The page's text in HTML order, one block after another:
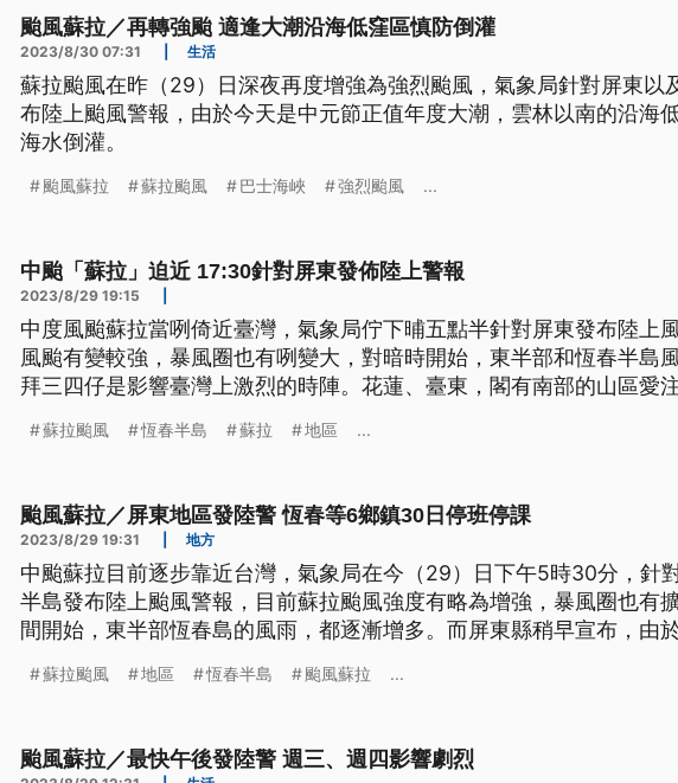
颱風蘇拉／再轉強颱 適逢大潮沿海低窪區慎防倒灌
2023/8/30 07:31 生活
蘇拉颱風在昨（29）日深夜再度增強為強烈颱風，氣象局針對屏東以
布陸上颱風警報，由於今天是中元節正值年度大潮，雲林以南的沿海
海水倒灌。
颱風蘇拉 蘇拉颱風 巴士海峽 強烈颱風 ...
中颱「蘇拉」迫近 17:30針對屏東發佈陸上警報
2023/8/29 19:15
中度風颱蘇拉當咧倚近臺灣，氣象局佇下晡五點半針對屏東發布陸上
風颱有變較強，暴風圈也有咧變大，對暗時開始，東半部和恆春半島
拜三四仔是影響臺灣上激烈的時陣。花蓮、臺東，閣有南部的山區愛
蘇拉颱風 恆春半島 蘇拉 地區 ...
颱風蘇拉／屏東地區發陸警 恆春等6鄉鎮30日停班停課
2023/8/29 19:31 地方
中颱蘇拉目前逐步靠近台灣，氣象局在今（29）日下午5時30分，針
半島發布陸上颱風警報，目前蘇拉颱風強度有略為增強，暴風圈也有
間開始，東半部恆春島的風雨，都逐漸增多。而屏東縣稍早宣布，由
蘇拉颱風 地區 恆春半島 颱風蘇拉 ...
颱風蘇拉／最快午後發陸警 週三、週四影響劇烈